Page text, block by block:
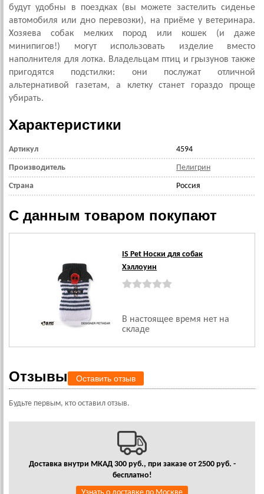
будут удобны в поездках (вы можете застелить сиденье
автомобиля или дно перевозки), на приёме у ветеринара.
Хозяева собак мелких пород или кошек (и даже
минипигов!) могут использовать изделие вместо
наполнителя для лотка. Владельцам птиц и грызунов также
пригодятся подстилки: они послужат отличной
альтернативой газетам, а клетку станет гораздо проще
убирать.
Характеристики
Артикул 4594
Производитель Пелигрин
Страна Россия
С данным товаром покупают
IS Pet Носки для собак
Хэллоуин
В настоящее время нет на
складе
Отзывы Оставить отзыв
Будьте первым, кто оставил отзыв.
Доставка внутри МКАД 300 руб., при заказе от 2500 руб. -
бесплатно!